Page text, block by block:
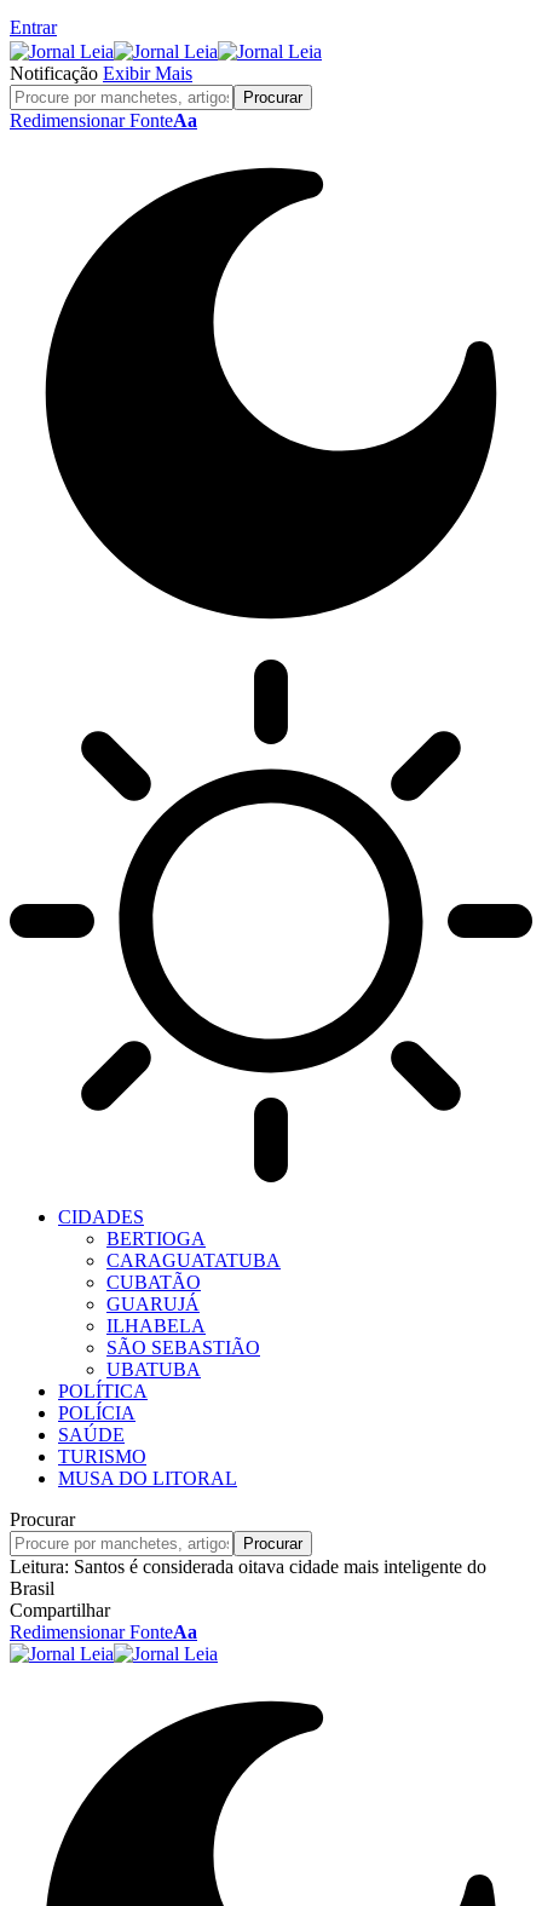
Entrar
Notificação Exibir Mais
Redimensionar FonteAa
CIDADES
BERTIOGA
CARAGUATATUBA
CUBATÃO
GUARUJÁ
ILHABELA
SÃO SEBASTIÃO
UBATUBA
POLÍTICA
POLÍCIA
SAÚDE
TURISMO
MUSA DO LITORAL
Procurar
Leitura: Santos é considerada oitava cidade mais inteligente do
Brasil
Compartilhar
Redimensionar FonteAa